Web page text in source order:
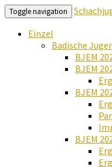
Toggle navigation
Einzel
Badische
BJEM
BJEM
BJEM
BJEM